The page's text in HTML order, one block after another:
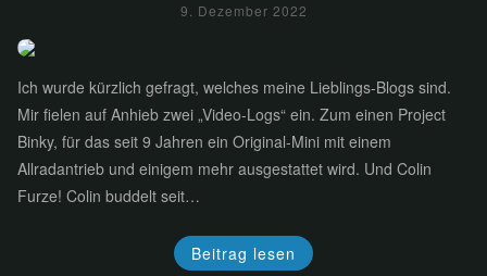
9. Dezember 2022
Ich wurde kürzlich gefragt, welches meine Lieblings-Blogs sind.
Mir fielen auf Anhieb zwei „Video-Logs“ ein. Zum einen Project
Binky, für das seit 9 Jahren ein Original-Mini mit einem
Allradantrieb und einigem mehr ausgestattet wird. Und Colin
Furze! Colin buddelt seit…
Beitrag lesen